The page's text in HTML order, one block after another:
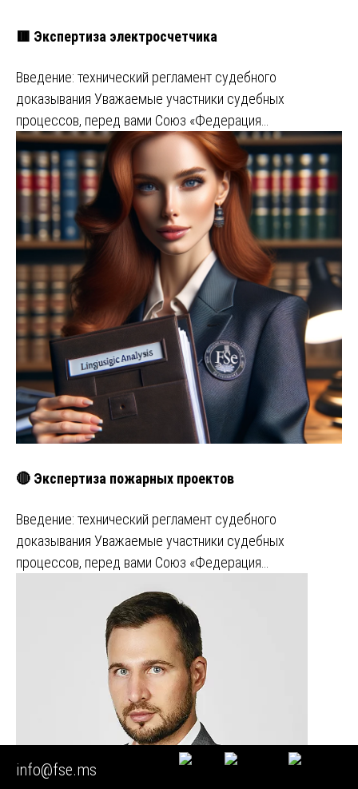
🟥 Экспертиза электросчетчика
Введение: технический регламент судебного
доказывания Уважаемые участники судебных
процессов, перед вами Союз «Федерация…
🔴 Экспертиза пожарных проектов
Введение: технический регламент судебного
доказывания Уважаемые участники судебных
процессов, перед вами Союз «Федерация…
info@fse.ms